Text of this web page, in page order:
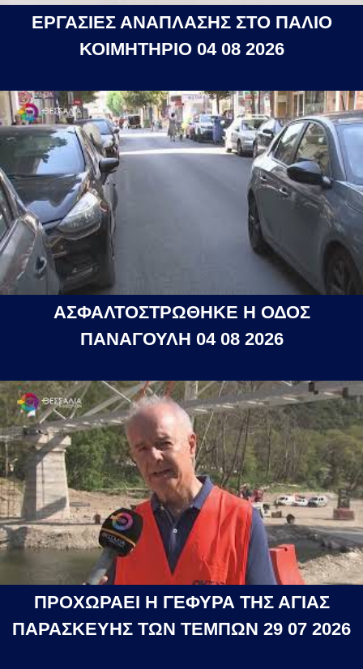
ΕΡΓΑΣΙΕΣ ΑΝΑΠΛΑΣΗΣ ΣΤΟ ΠΑΛΙΟ
ΚΟΙΜΗΤΗΡΙΟ 04 08 2026
ΑΣΦΑΛΤΟΣΤΡΩΘΗΚΕ Η ΟΔΟΣ
ΠΑΝΑΓΟΥΛΗ 04 08 2026
ΠΡΟΧΩΡΑΕΙ Η ΓΕΦΥΡΑ ΤΗΣ ΑΓΙΑΣ
ΠΑΡΑΣΚΕΥΗΣ ΤΩΝ ΤΕΜΠΩΝ 29 07 2026